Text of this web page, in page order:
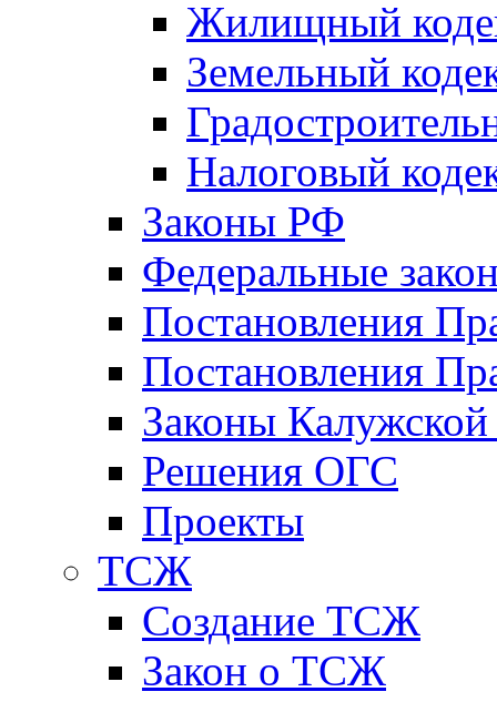
Жилищный
Земельный
Налоговый
Законы РФ
Федеральные
Постановления
Постановления
Законы Калужской
Решения ОГС
Проекты
ТСЖ
Создание ТСЖ
Закон о ТСЖ